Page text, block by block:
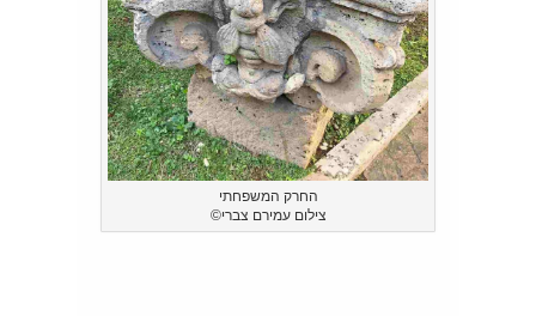
החרק המשפחתי
צילום עמירם צברי©